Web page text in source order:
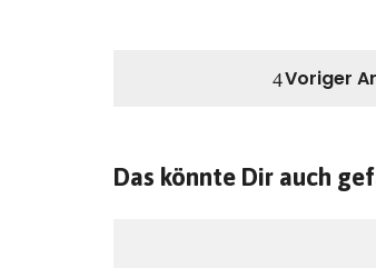
Voriger
Das könnte Dir auch